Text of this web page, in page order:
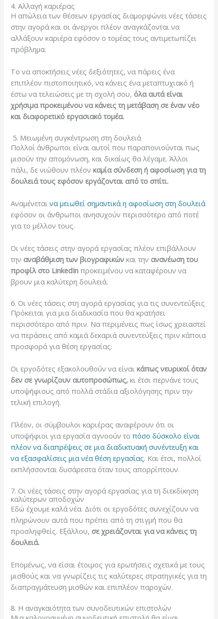
4. Αλλαγή καριέρας
Η απώλεια των θέσεων εργασίας διαμορφώνει νέες τάσεις
στην αγορά και οι άνεργοι πλέον αναγκάζονται να
αλλάξουν καριέρα εφόσον ο τομέας τους αντιμετωπίζει
πρόβλημα.
Το να αποκτήσεις νέες δεξιότητες, να πάρεις ένα
επιπλέον πιστοποιητικό, να κάνεις ένα μεταπτυχιακό ή
έστω να τελειώσεις με τη σχολή σου, όλα αυτά είναι
χρήσιμα προκειμένου να κάνεις τη μετάβαση σε έναν νέο
και διαφορετικό εργασιακό τομέα.
5. Μειωμένη συγκέντρωση στη δουλειά
Πολλοί άνθρωποι είναι αυτοί που παραπονιούνται πως
μισούν την απομόνωση, και δικαίως θα λέγαμε. Άλλοι
πάλι, δε νιώθουν πλέονκαμία σύνδεση ή αφοσίωση για τη
δουλειά τους εφόσον εργάζονται από το σπίτι.
Αναμένεταινα μειωθεί σημαντικά η αφοσίωση στη δουλειά
εφόσον οι άνθρωποι ανησυχούν περισσότερο από ποτέ
για το μέλλον τους.
Οι νέες τάσεις στην αγορά εργασίας πλέον επιβάλλουν
την αναβάθμιση των βιογραφικών και την ανανέωση του
προφίλ στο LinkedIn προκειμένου να καταφέρουν να
βρουν μια καλύτερη δουλειά.
6. Οι νέες τάσεις στη αγορά εργασίας για τις συνεντεύξεις
Πρόκειται για μια διαδικασία που θα κρατήσει
περισσότερο από πριν. Να περιμένεις πως ίσως χρειαστεί
να περάσεις από καμιά δεκαριά συνεντεύξεις πριν κάποια
προσφορά για θέση εργασίας.
Οι εργοδότες εξακολουθούν να είναικάπως νευρικοί όταν
δεν σε γνωρίζουν αυτοπροσώπως, κι έτσι περνάνε τους
υποψήφιους από πολλά στάδια αξιολόγησης πριν την
τελική επιλογή.
Πλέον, οι σύμβουλοι καριέρας αναφέρουν ότι οι
υποψήφιοι για εργασία αγνοούν τοπόσο δύσκολο είναι
πλέον να διαπρέψεις σε μια διαδικτυακή συνέντευξη και
να εξασφαλίσεις μια νέα θέση εργασίας. Και έτσι, πολλοί
εκπλήσσονται δυσάρεστα όταν τους απορρίπτουν.
7. Οι νέες τάσεις στην αγορά εργασίας για τη διεκδίκηση
καλύτερων αποδοχών
Εδώ έχουμε καλά νέα. Διότι οι εργοδότες συνεχίζουν να
πληρώνουν αυτά που πρέπει από τη στιγμή που θα
προσληφθείς. Εξάλλου, σε χρειάζονται για να κάνεις τη
δουλειά.
Επομένως, να είσαι έτοιμος για ερωτήσεις σχετικά με τους
μισθούς και να γνωρίζεις τις καλύτερες στρατηγικές για τη
διαπραγμάτευση μισθών και επιπλέον παροχών.
8. Η αναγκαιότητα των συνοδευτικών επιστολών